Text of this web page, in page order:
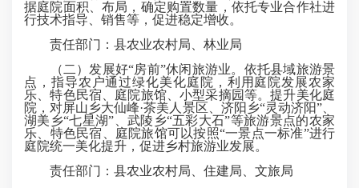
据庭院面积、布局，确定购置数量，依托专业合作社进
行技术指导、销售等，促进稳定增收。
责任部门：县农业农村局、林业局
（二）发展好“房前”休闲旅游业。依托县域旅游景
点，指导农户通过绿化美化庭院，利用庭院发展农家
乐、特色民宿、庭院旅馆、小型采摘园等。提升美化庭
院，对屏山乡大仙峰·茶美人景区、济阳乡“灵动济阳”、
湖美乡“七星湖”、武陵乡“五彩大石”等旅游景点的农家
乐、特色民宿、庭院旅馆可以按照“一景点一标准”进行
庭院统一美化提升，促进乡村旅游业发展。
责任部门：县农业农村局、住建局、文旅局